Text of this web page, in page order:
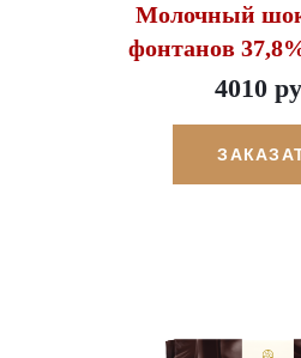
Молочный
фонтанов
4010